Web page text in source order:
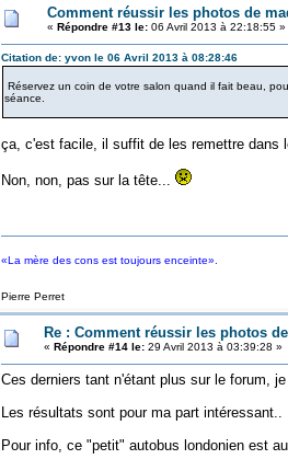
Comment réussir les photos de
« Répondre #13 le:06 Avril 2013 à 22:18:55 »
Citation de: yvon le 06 Avril 2013 à 08:28:46
Réservez un coin de votre salon quand il fait beau,
séance.
ça, c'est facile, il suffit de les remettre dans
Non, non, pas sur la tête...
«La mère des cons est toujours enceinte».
Pierre Perret
Re : Comment réussir les photos
« Répondre #14 le:29 Avril 2013 à 03:39:28 »
Ces derniers tant n'étant plus sur le forum,
Les résultats sont pour ma part intéressant..
Pour info, ce "petit" autobus londonien est